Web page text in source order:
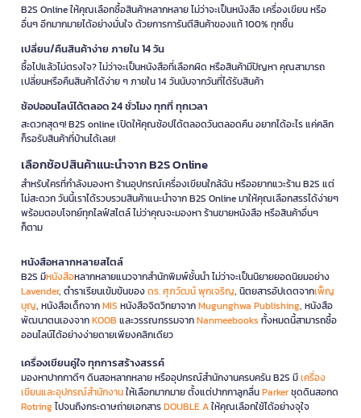
B2S Online ให้คุณเลือกซื้อสินค้าหลากหลาย ไม่ว่าจะเป็นหนังสือ เครื่องเขียน หรือ
อื่นๆ อีกมากมายได้อย่างมั่นใจ ด้วยการการันตีสินค้าของแท้ 100% ทุกชิ้น
เปลี่ยน/คืนสินค้าง่าย ภายใน 14 วัน
ซื้อไปแล้วไม่ตรงใจ? ไม่ว่าจะเป็นหนังสือที่เลือกผิด หรือสินค้ามีปัญหา คุณสามารถ
เปลี่ยนหรือคืนสินค้าได้ง่าย ๆ ภายใน 14 วันนับจากวันที่ได้รับสินค้า
ช้อปออนไลน์ได้ตลอด 24 ชั่วโมง ทุกที่ ทุกเวลา
สะดวกสุดๆ! B2S online เปิดให้คุณช้อปได้ตลอดวันตลอดคืน อยากได้อะไร แค่คลิก
ก็รอรับสินค้าที่บ้านได้เลย!
เลือกช้อปสินค้าแนะนำจาก B2S Online
สำหรับใครที่กำลังมองหา ร้านอุปกรณ์เครื่องเขียนใกล้ฉัน หรืออยากแวะร้าน B2S แต่
ไม่สะดวก วันนี้เราได้รวบรวมสินค้าแนะนำจาก B2S Online มาให้คุณเลือกสรรได้ง่ายๆ
พร้อมตอบโจทย์ทุกไลฟ์สไตล์ ไม่ว่าคุณจะมองหา ร้านขายหนังสือ หรือสินค้าอื่นๆ
ก็ตาม
หนังสือหลากหลายสไตล์
B2S มีหนังสือหลากหลายแนวจากสำนักพิมพ์ชั้นนำ ไม่ว่าจะเป็นนิยายยอดนิยมอย่าง
Lavender, ตำราเรียนเข้มข้นของดร. ศุภวัฒน์ พุกเจริญ, นิตยสารอัปเดตจากเพ็ญ
บุญ, หนังสือเด็กจากMIS หนังสือจิตวิทยาจากMugunghwa Publishing, หนังสือ
พัฒนาตนเองจากKOOB และวรรณกรรมจากNanmeebooks ทั้งหมดนี้สามารถซื้อ
ออนไลน์ได้อย่างง่ายดายเพียงคลิกเดียว
เครื่องเขียนคู่ใจ ทุกการสร้างสรรค์
มองหาปากกาดีๆ ดินสอหลากหลาย หรืออุปกรณ์สำนักงานครบครัน B2S มีเครื่อง
เขียนและอุปกรณ์สำนักงานให้เลือกมากมาย ตั้งแต่ปากกาลูกลื่นParkerชุดดินสอกด
Rotringไปจนถึงกระดาษถ่ายเอกสารDOUBLE Aให้คุณเลือกใช้ได้อย่างจุใจ